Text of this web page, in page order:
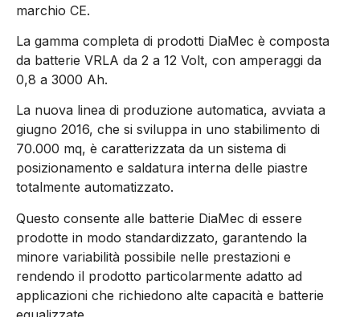
marchio CE.
La gamma completa di prodotti DiaMec è composta
da batterie VRLA da 2 a 12 Volt, con amperaggi da
0,8 a 3000 Ah.
La nuova linea di produzione automatica, avviata a
giugno 2016, che si sviluppa in uno stabilimento di
70.000 mq, è caratterizzata da un sistema di
posizionamento e saldatura interna delle piastre
totalmente automatizzato.
Questo consente alle batterie DiaMec di essere
prodotte in modo standardizzato, garantendo la
minore variabilità possibile nelle prestazioni e
rendendo il prodotto particolarmente adatto ad
applicazioni che richiedono alte capacità e batterie